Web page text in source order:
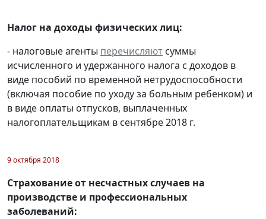
Налог на доходы физических лиц:
- налоговые агенты перечисляют суммы
исчисленного и удержанного налога с доходов в
виде пособий по временной нетрудоспособности
(включая пособие по уходу за больным ребенком) и
в виде оплаты отпусков, выплаченных
налогоплательщикам в сентябре 2018 г.
9 октября 2018
Страхование от несчастных случаев на
производстве и профессиональных
заболеваний: